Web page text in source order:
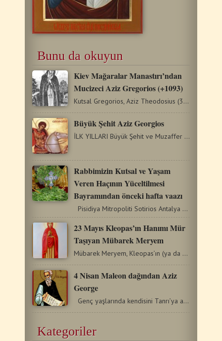
Bunu da okuyun
Kiev Mağaralar Manastırı’ndan
Mucizeci Aziz Gregorios (+1093)
Kutsal Gregorios, Aziz Theodosius (3 Mayıs) döneminde Kiev…
Büyük Şehit Aziz Georgios
İLK YILLARI Büyük Şehit ve Muzaffer Aziz Georgios, İsa…
Rabbimizin Kutsal ve Yaşam
Veren Haçının Yüceltilmesi
Bayramından önceki hafta vaazı
Pisidiya Mitropoliti Sotirios Antalya 10/09/2017 Rabbimizin…
23 Mayıs Kleopas’ın Hanımı Mür
Taşıyan Mübarek Meryem
Mübarek Meryem, Kleopas’ın (ya da Klopas) hanımı, İncil’de…
4 Nisan Maleon dağından Aziz
George
Genç yaşlarında kendisini Tanrı’ya adayarak Maleon…
Kategoriler